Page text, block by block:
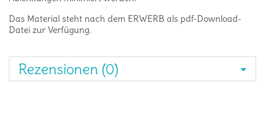
Das Material steht nach dem ERWERB als pdf-Download-
Datei zur Verfügung.
Rezensionen (0)